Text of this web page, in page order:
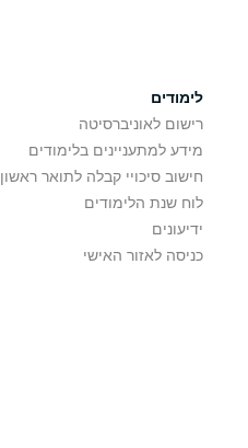
לימודים
רישום לאוניברסיטה
מידע למתעניינים בלימודים
חישוב סיכויי קבלה לתואר ראשון
לוח שנת הלימודים
ידיעונים
כניסה לאזור האישי